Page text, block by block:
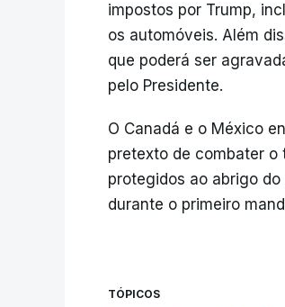
impostos por Trump,
os automóveis. Além
que poderá ser
pelo Presidente.
O Canadá e o México
pretexto de combater
protegidos ao abrigo
durante o primeiro
TÓPICOS